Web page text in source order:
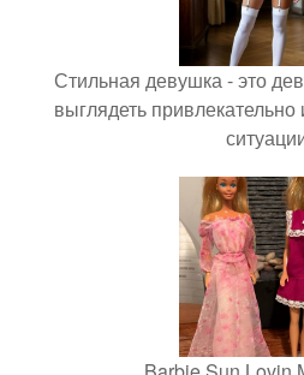
Стильная девушка - это
выглядеть